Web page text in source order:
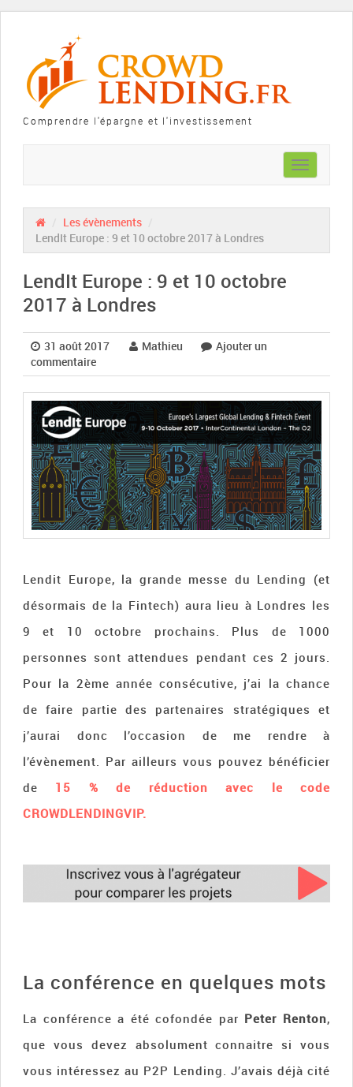
Comprendre l'épargne et l'investissement
Toggle
navigation
Les évènements
LendIt Europe : 9 et 10 octobre 2017 à Londres
LendIt Europe : 9 et 10 octobre
2017 à Londres
31 août 2017 Mathieu
Ajouter un
commentaire
Lendit Europe, la grande messe du Lending (et
désormais de la Fintech) aura lieu à Londres les
9 et 10 octobre prochains. Plus de 1000
personnes sont attendues pendant ces 2 jours.
Pour la 2ème année consécutive, j’ai la chance
de faire partie des partenaires stratégiques et
j’aurai donc l’occasion de me rendre à
l’évènement. Par ailleurs vous pouvez bénéficier
de 15 % de réduction avec le code
CROWDLENDINGVIP.
La conférence en quelques mots
La conférence a été cofondée par Peter Renton,
que vous devez absolument connaitre si vous
vous intéressez au P2P Lending. J’avais déjà cité